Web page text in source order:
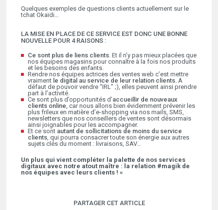
Quelques exemples de questions clients actuellement sur le
tchat Okaïdi…
LA MISE EN PLACE DE CE SERVICE EST DONC UNE BONNE
NOUVELLE POUR 4 RAISONS :
Ce sont plus de liens clients . Et il n’y pas mieux placées que
nos équipes magasins pour connaître à la fois nos produits
et les besoins des enfants.
Rendre nos équipes actrices des ventes web c’est mettre
vraiment le digital au service de leur relation clients . A
défaut de pouvoir vendre “IRL” ;), elles peuvent ainsi prendre
part à l’activité.
Ce sont plus d’opportunités d’accueillir de nouveaux
clients online , car nous allons bien évidemment prévenir les
plus frileux en matière d’e-shopping via nos mails, SMS,
newsletters que nos conseillers de ventes sont désormais
ainsi joignables pour les accompagner.
Et ce sont autant de sollicitations de moins du service
clients , qui pourra consacrer toute son énergie aux autres
sujets clés du moment : livraisons, SAV…
Un plus qui vient compléter la palette de nos services
digitaux avec notre atout maître : la relation #magik de
nos équipes avec leurs clients ! «
PARTAGER CET ARTICLE